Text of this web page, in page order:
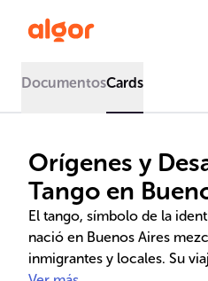
DocumentosCards
Orígenes y
Tango en
El tango, símbolo de la
nació en Buenos Aires
inmigrantes y locales. Su